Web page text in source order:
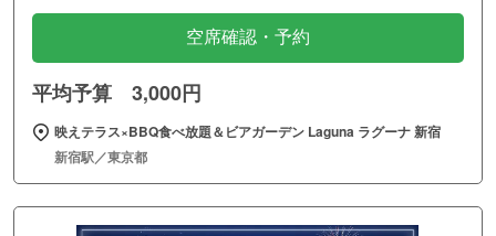
空席確認・予約
平均予算 3,000円
映えテラス×BBQ食べ放題＆ビアガーデン Laguna ラグーナ 新宿
新宿駅／東京都